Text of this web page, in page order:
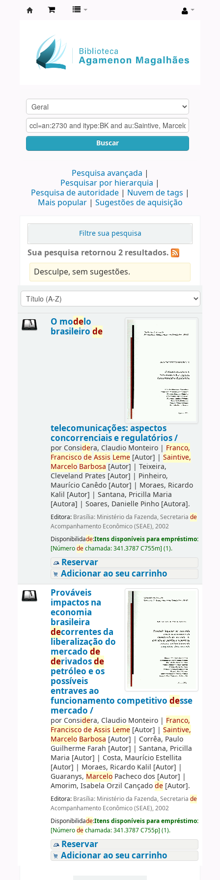
Agamenon
Magalhães
Buscar
Pesquisa avançada
Pesquisar por hierarquia
Pesquisa de autoridade
Nuvem de tags
Mais popular
Sugestões de aquisição
Filtre sua pesquisa
Sua pesquisa retornou 2 resultados.
Desculpe, sem sugestões.
O modelo
brasileiro de
telecomunicações: aspectos
concorrenciais e regulatórios /
por Considera, Claudio Monteiro| Franco,
Francisco de Assis Leme[Autor] | Saintive,
Marcelo Barbosa [Autor] | Teixeira,
Cleveland Prates [Autor] | Pinheiro,
Maurício Canêdo[Autor] | Moraes, Ricardo
Kalil [Autor] | Santana, Pricilla Maria
[Autora] | Soares, Danielle Pinho[Autora].
Editora: Brasília: Ministério da Fazenda, Secretaria de
Acompanhamento Econômico (SEAE), 2002
Disponibilidade:Itens disponíveis para empréstimo:
[Númerodechamada:341.3787 C755m] (1).
Reservar
Adicionar ao seu carrinho
Prováveis
impactos na
economia
brasileira
decorrentes da
liberalização do
mercado de
derivadosde
petróleo e os
possíveis
entraves ao
funcionamento competitivo desse
mercado /
por Considera, Claudio Monteiro| Franco,
Francisco de Assis Leme[Autor] | Saintive,
Marcelo Barbosa [Autor] | Corrêa, Paulo
Guilherme Farah [Autor] | Santana, Pricilla
Maria [Autor] | Costa, Maurício Estellita
[Autor] | Moraes, Ricardo Kalil [Autor] |
Guaranys, MarceloPacheco dos [Autor] |
Amorim, Isabela Orzil Cançadode[Autor].
Editora: Brasília: Ministério da Fazenda, Secretaria de
Acompanhamento Econômico (SEAE), 2002
Disponibilidade:Itens disponíveis para empréstimo:
[Númerodechamada:341.3787 C755p] (1).
Reservar
Adicionar ao seu carrinho